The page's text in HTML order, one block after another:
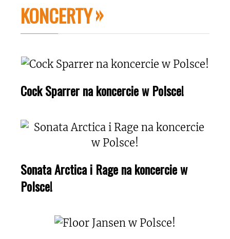
KONCERTY
Cock Sparrer na koncercie w Polsce!
Sonata Arctica i Rage na koncercie w
Polsce!